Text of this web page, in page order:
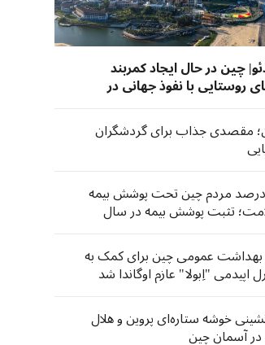
چین در حال ایجاد کمربند
روستایی با نفوذ جهانی در
مقصدی جذاب برای گردشگران
۹۵ درصد مردم چین تحت پوشش بیمه
تثبت پوشش بیمه در سال
بهداشت عمومی چین برای کمک به
اپیدمی "اِبولا" عازم اوگاندا شد
خوشه ستاره‌ای پروین و هلال
در آسمان چین